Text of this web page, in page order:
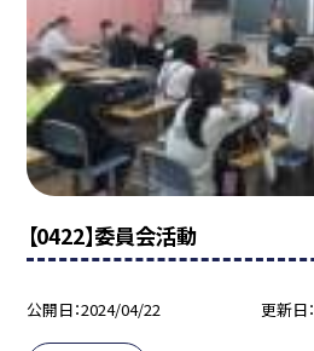
【0422】委員会活動
公開日 2024/04/22 更新日